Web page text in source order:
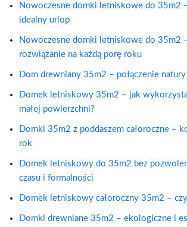
Nowoczesne domki letniskowe do 35m2
idealny urlop
Nowoczesne domki letniskowe do 35m2
rozwiązanie na każdą porę roku
Dom drewniany 35m2 – połączenie
Domek letniskowy 35m2 – jak
małej powierzchni?
Domki 35m2 z poddaszem całoroczne –
rok
Domek letniskowy do 35m2 bez
czasu i formalności
Domek letniskowy całoroczny 35m2 –
Domki drewniane 35m2 – ekologiczne i